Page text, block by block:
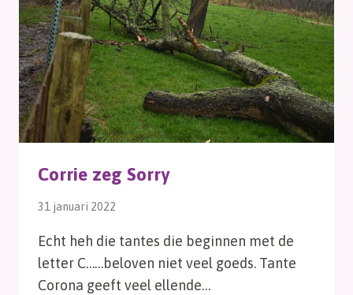
Corrie zeg Sorry
31 januari 2022
Echt heh die tantes die beginnen met de
letter C……beloven niet veel goeds. Tante
Corona geeft veel ellende…